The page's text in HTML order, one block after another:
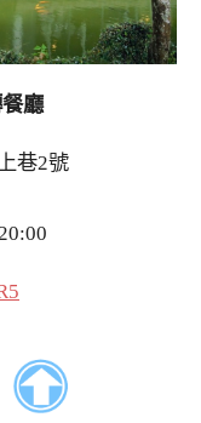
廳
巷2號